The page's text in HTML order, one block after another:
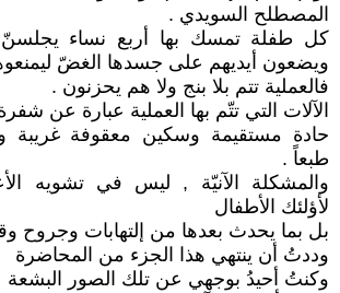
المصطلح السويدي .
كل طفلة تمسك بها أربع نساء يجلسنّ
ويضعون أيديهم على جسدها الغضّ
فالعملية تتم بلا بنج ولا هم يحزنون .
الآلات التي تتّم بها العملية عبارة عن
حادة مستقيمة وسكين معقوفة غريبة
طبعاً .
والمشكلة الآنيّة , ليس في تشويه
لأؤلئك الأطفال
بل بما يحدث بعدها من إلتهابات وجروح
وددتُ أن ينتهي هذا الجزء من المحاضرة
وكنتُ أحيدُ بوجهي عن تلك الصور البشعة